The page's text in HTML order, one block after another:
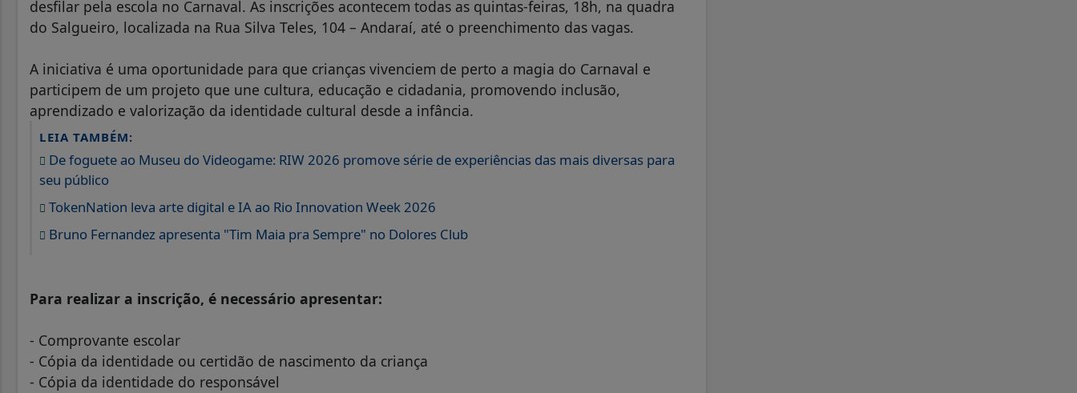
desfilar pela escola no Carnaval. As inscrições acontecem todas as quintas-feiras, 18h, na quadra
do Salgueiro, localizada na Rua Silva Teles, 104 – Andaraí, até o preenchimento das vagas.
A iniciativa é uma oportunidade para que crianças vivenciem de perto a magia do Carnaval e
participem de um projeto que une cultura, educação e cidadania, promovendo inclusão,
aprendizado e valorização da identidade cultural desde a infância.
LEIA TAMBÉM:
De foguete ao Museu do Videogame: RIW 2026 promove série de experiências das mais diversas para
seu público
TokenNation leva arte digital e IA ao Rio Innovation Week 2026
Bruno Fernandez apresenta "Tim Maia pra Sempre" no Dolores Club
Para realizar a inscrição, é necessário apresentar:
- Comprovante escolar
- Cópia da identidade ou certidão de nascimento da criança
- Cópia da identidade do responsável